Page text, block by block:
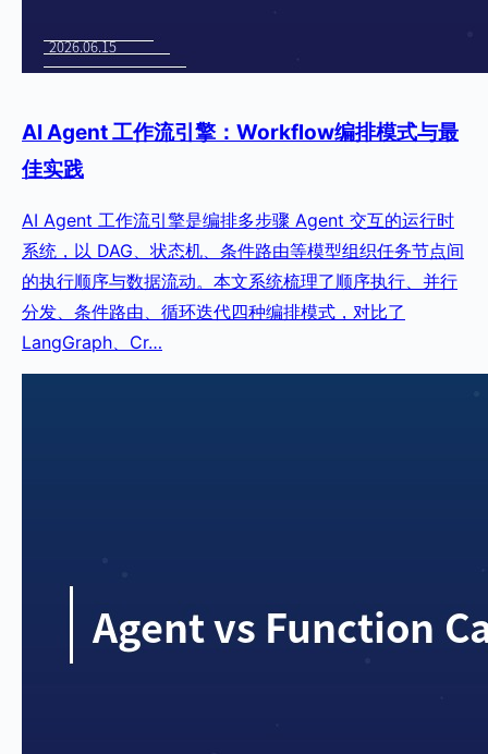
AI Agent 工作流引擎：Workflow编排模式与最
佳实践
AI Agent 工作流引擎是编排多步骤 Agent 交互的运行时
系统，以 DAG、状态机、条件路由等模型组织任务节点间
的执行顺序与数据流动。本文系统梳理了顺序执行、并行
分发、条件路由、循环迭代四种编排模式，对比了
LangGraph、Cr…